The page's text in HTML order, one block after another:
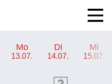
Mo
13.07.
Di
14.07.
Mi
15.07.
ORF 2 Programm